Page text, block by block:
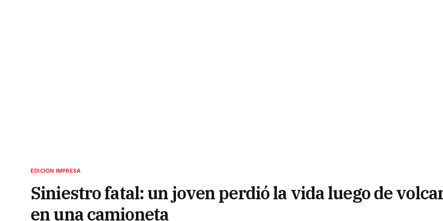
EDICIÓN IMPRESA
Siniestro fatal: un joven perdió la vida luego de
en una camioneta